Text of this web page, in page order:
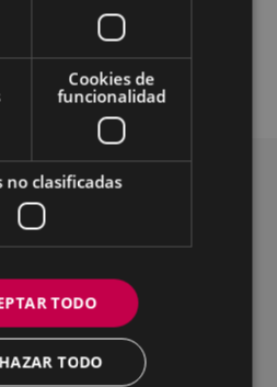
en las últimas
a la instalación y refuerzo
y alumbrado de la vía.
Cookies de
funcionalidad
no clasificadas
TODO
TODO